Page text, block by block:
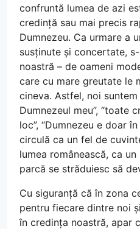
confruntă lumea de azi
credință sau mai precis
Dumnezeu. Ca urmare a
susținute și concertate,
noastră – de oameni
care cu mare greutate le
cineva. Astfel, noi suntem
Dumnezeul meu”, “toate
loc”, “Dumnezeu e doar
circulă ca un fel de
lumea românească, ca
parcă se străduiesc să
Cu siguranță că în zona
pentru fiecare dintre noi
în credința noastră, apar